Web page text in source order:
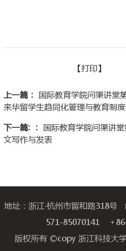
【打印】
上一篇： 国际教育学院问渠讲堂
来华留学生趋同化管理与教育制
下一篇: ： 国际教育学院问渠讲
文写作与发表
地址：浙江·杭州市留和路318
571-85070141
版权所有 ©copy 浙江科技大